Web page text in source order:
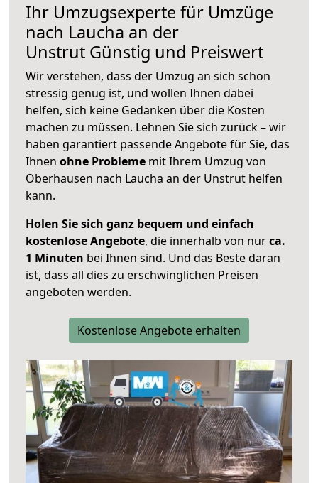
Ihr Umzugsexperte für Umzüge
nach Laucha an der
Unstrut Günstig und Preiswert
Wir verstehen, dass der Umzug an sich schon
stressig genug ist, und wollen Ihnen dabei
helfen, sich keine Gedanken über die Kosten
machen zu müssen. Lehnen Sie sich zurück – wir
haben garantiert passende Angebote für Sie, das
Ihnen ohne Probleme mit Ihrem Umzug von
Oberhausen nach Laucha an der Unstrut helfen
kann.
Holen Sie sich ganz bequem und einfach
kostenlose Angebote, die innerhalb von nurca.
1 Minuten bei Ihnen sind. Und das Beste daran
ist, dass all dies zu erschwinglichen Preisen
angeboten werden.
Kostenlose Angebote erhalten